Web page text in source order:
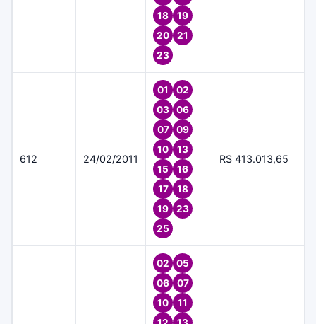
18
19
20
21
23
612 24/02/2011
01
02
03
06
07
09
10
13
15
16
17
18
19
23
25
R$ 413.013,65
02
05
06
07
10
11